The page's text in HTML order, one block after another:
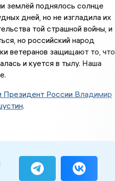
землёй поднялось солнце
дней, но не изгладила их
той страшной войны, и
но российский народ
ветеранов защищают то, что
и куется в тылу. Наша
Президент России Владимир
.